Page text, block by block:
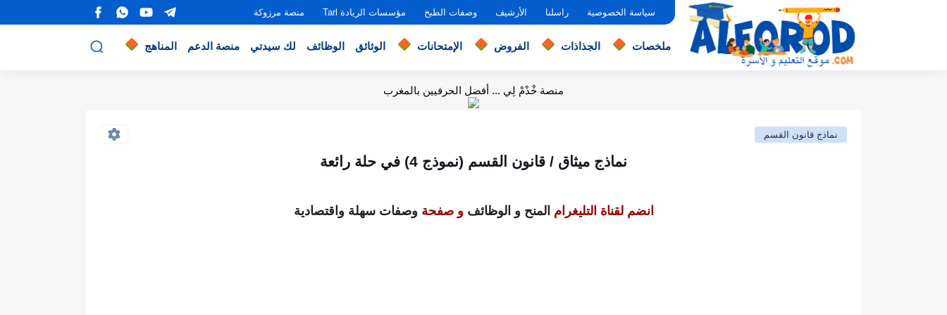
سياسة الخصوصية راسلنا الأرشيف وصفات الطبخ مؤسسات الريادة Tarl منصة مرزوكة
ملخصات الجذاذات الفروض الإمتحانات الوثائق الوظائف لك سيدتي منصة الدعم المناهج
منصة خْدْمْ لِي ... أفضل الحرفيين بالمغرب
نماذج قانون القسم
نماذج ميثاق / قانون القسم (نموذج 4) في حلة رائعة
انضم لقناة التليغرام المنح و الوظائف و صفحة وصفات سهلة واقتصادية